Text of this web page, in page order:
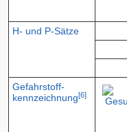
H- und P-Sätze
Gefahrstoff-
kennzeichnung[6]